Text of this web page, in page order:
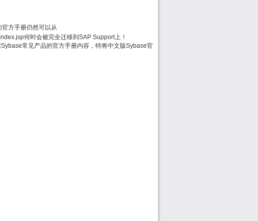
方手册仍然可以从
何时会被完全迁移到SAP Support上！
常见产品的官方手册内容，特将中文版Sybase官